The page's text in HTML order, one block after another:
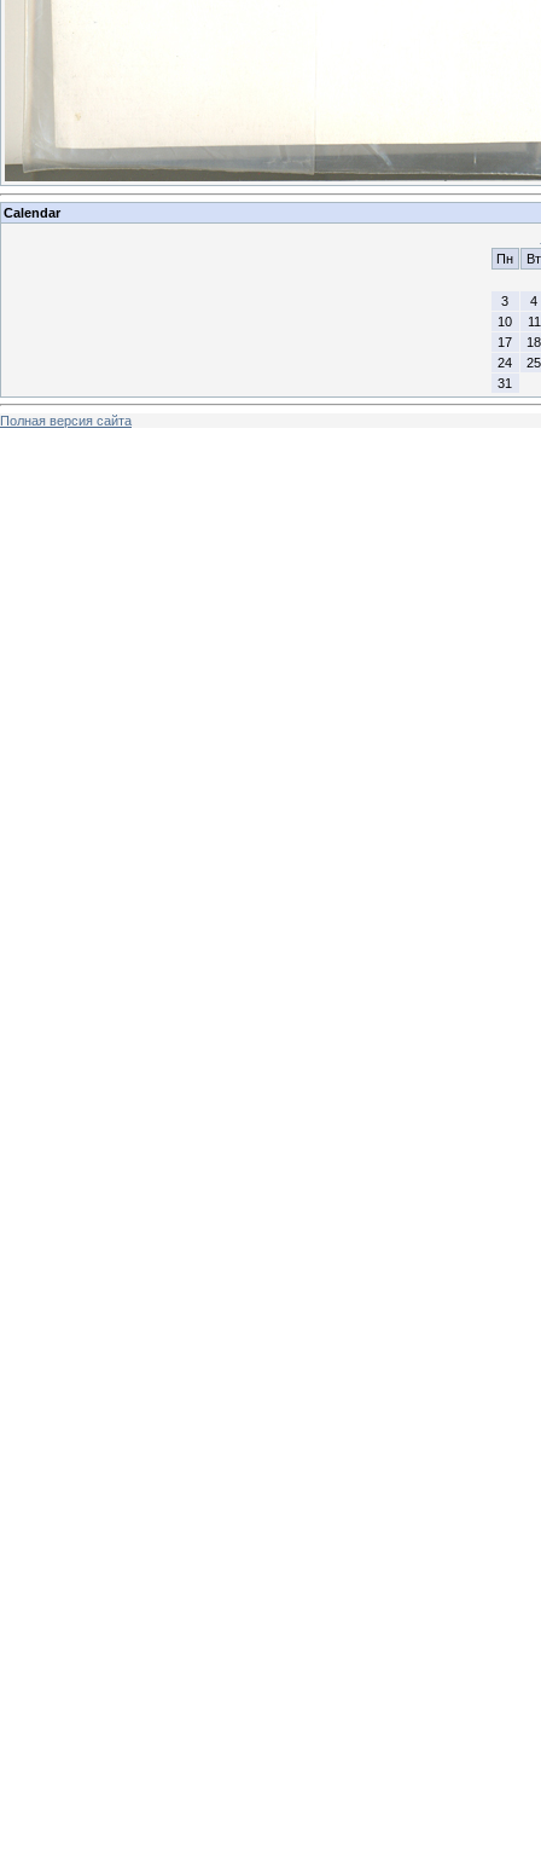
Calendar
Пн
Вт
3
4
10
11
17
18
24
25
31
Полная версия сайта